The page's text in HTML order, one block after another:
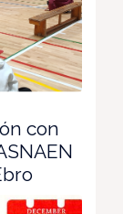
con